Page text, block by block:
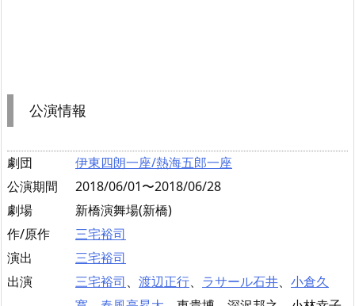
公演情報
劇団
伊東四朗一座/熱海五郎一座
公演期間
2018/06/01〜2018/06/28
劇場
新橋演舞場(新橋)
作/原作
三宅裕司
演出
三宅裕司
出演
三宅裕司、 渡辺正行、 ラサール石井、 小倉久